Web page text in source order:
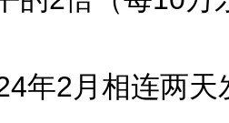
年2月相连两